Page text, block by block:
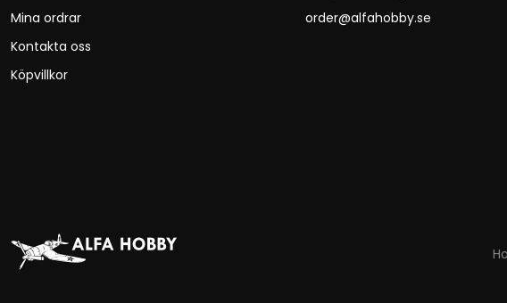
Mina ordrar
Kontakta oss
Köpvillkor
order@alfahobby.se